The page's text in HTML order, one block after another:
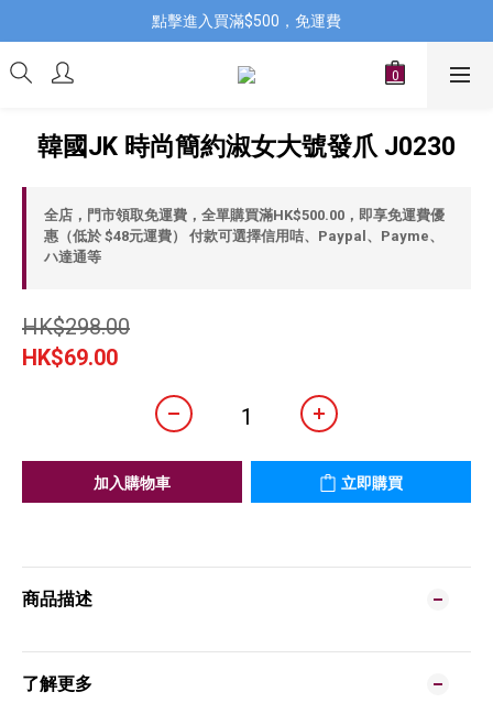
點擊進入買滿$500，免運費
韓國JK 時尚簡約淑女大號發爪 J0230
全店，門市領取免運費，全單購買滿HK$500.00，即享免運費優
惠（低於 $48元運費） 付款可選擇信用咭、Paypal、Payme、
ハ達通等
HK$298.00
HK$69.00
加入購物車 立即購買
商品描述
了解更多